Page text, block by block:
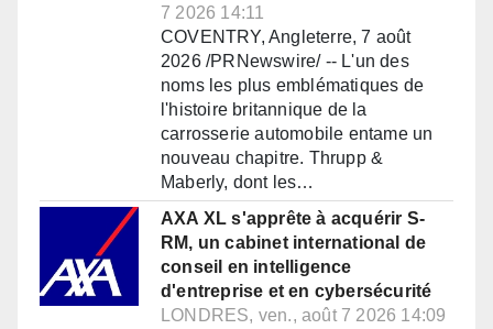
7 2026 14:11
COVENTRY, Angleterre, 7 août
2026 /PRNewswire/ -- L'un des
noms les plus emblématiques de
l'histoire britannique de la
carrosserie automobile entame un
nouveau chapitre. Thrupp &
Maberly, dont les…
AXA XL s'apprête à acquérir S-
RM, un cabinet international de
conseil en intelligence
d'entreprise et en cybersécurité
LONDRES, ven., août 7 2026 14:09